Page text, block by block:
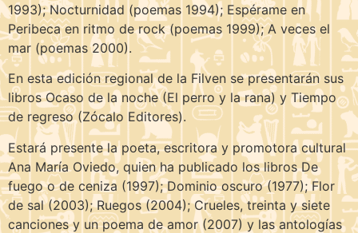
1993); Nocturnidad (poemas 1994); Espérame en
Peribeca en ritmo de rock (poemas 1999); A veces el
mar (poemas 2000).
En esta edición regional de la Filven se presentarán sus
libros Ocaso de la noche (El perro y la rana) y Tiempo
de regreso (Zócalo Editores).
Estará presente la poeta, escritora y promotora cultural
Ana María Oviedo, quien ha publicado los libros De
fuego o de ceniza (1997); Dominio oscuro (1977); Flor
de sal (2003); Ruegos (2004); Crueles, treinta y siete
canciones y un poema de amor (2007) y las antologías